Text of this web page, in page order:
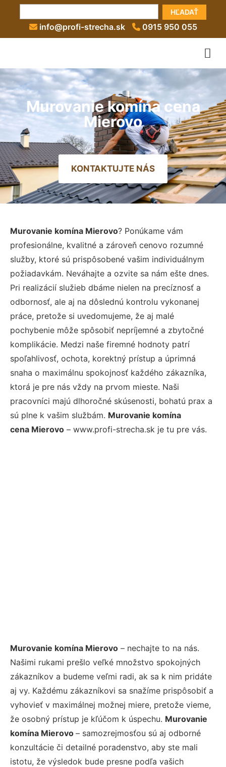
HĽADAŤ
info@profi-strecha.sk 0915 950 055
Murovanie komína cena
Mierovo
KONTAKTUJTE NÁS
Murovanie komína Mierovo? Ponúkame vám
profesionálne, kvalitné a zároveň cenovo rozumné
služby, ktoré sú prispôsobené vašim individuálnym
požiadavkám. Neváhajte a ozvite sa nám ešte dnes.
Pri realizácií služieb dbáme nielen na precíznosť a
odbornosť, ale aj na dôslednú kontrolu vykonanej
práce, pretože si uvedomujeme, že aj malé
pochybenie môže spôsobiť nepríjemné a zbytočné
komplikácie. Medzi naše firemné hodnoty patrí
spoľahlivosť, ochota, korektný prístup a úprimná
snaha o maximálnu spokojnosť každého zákazníka,
ktorá je pre nás vždy na prvom mieste. Naši
pracovníci majú dlhoročné skúsenosti, bohatú prax a
sú plne k vašim službám. Murovanie komína
cena Mierovo – www.profi-strecha.sk je tu pre vás.
Murovanie komína Mierovo – nechajte to na nás.
Našimi rukami prešlo veľké množstvo spokojných
zákazníkov a budeme veľmi radi, ak sa k nim pridáte
aj vy. Každému zákazníkovi sa snažíme prispôsobiť a
vyhovieť v maximálnej možnej miere, pretože vieme,
že osobný prístup je kľúčom k úspechu. Murovanie
komína Mierovo – samozrejmosťou sú aj odborné
konzultácie či detailné poradenstvo, aby ste mali
istotu, že výsledok bude presne podľa vašich